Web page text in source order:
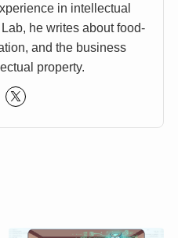
in intellectual
he writes about food-
and the business
property.